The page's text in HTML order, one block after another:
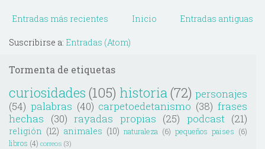
Entradas más recientes Entradas antiguas
Inicio
Suscribirse a: Entradas (Atom)
Tormenta de etiquetas
curiosidades (105) historia(72) personajes
(54) palabras (40) carpetoedetanismo (38) frases
hechas
(30) rayadas propias (25) podcast (21)
religión (12) animales (10) naturaleza (6) pequeños paises (6)
libros (4) correos (3)